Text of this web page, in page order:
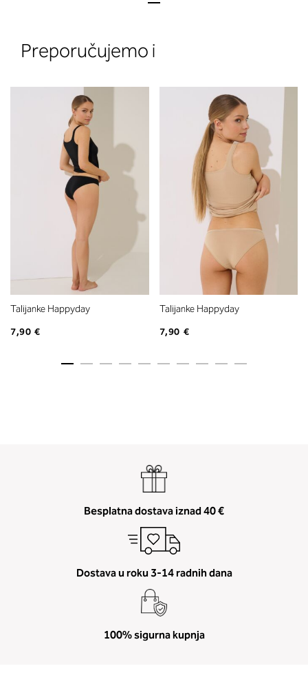
Preporučujemo i
Talijanke Happyday
7,90 €
Talijanke Happyday
7,90 €
Besplatna dostava iznad 40 €
Dostava u roku 3-14 radnih dana
100% sigurna kupnja
2. Prsni obseg
Izmerite prsni obseg. Šiviljski
položite čez hrbet v višini
izreza in čez prsi, v višini bradavic
vdolbine med prsmi. V razdelku 2.
boste prebrali, katera globina
ustreza vaši meri (A, B …) – iščite v
stolpcu, ki ste ga določili s